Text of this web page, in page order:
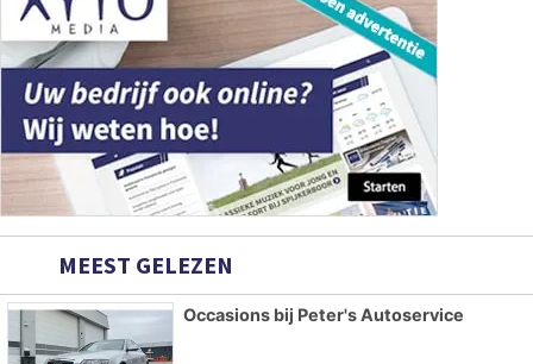
MEEST GELEZEN
Occasions bij Peter's Autoservice